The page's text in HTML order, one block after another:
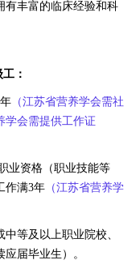
有丰富的临床经验和科
：
（江苏省营养学会需社
学会需提供工作证
业资格（职业技能等
作满3年 （江苏省营养学
等及以上职业院校、
届毕业生）。